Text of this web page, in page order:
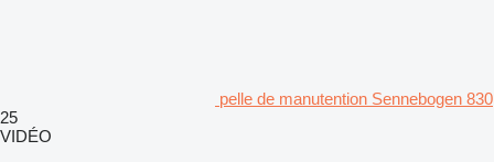
pelle de manutention Sennebogen 830
25
VIDÉO